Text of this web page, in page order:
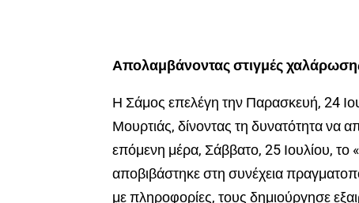
Απολαμβάνοντας στιγμές
Η Σάμος επελέγη την Παρασκευή, 24
Μουρτιάς, δίνοντας τη δυνατότητα να
επόμενη μέρα, Σάββατο, 25 Ιουλίου, το
αποβιβάστηκε στη συνέχεια
με πληροφορίες, τους δημιούργησε